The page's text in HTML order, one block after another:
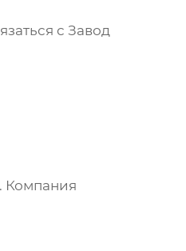
с Завод
Компания